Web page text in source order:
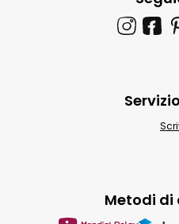
Metodi di